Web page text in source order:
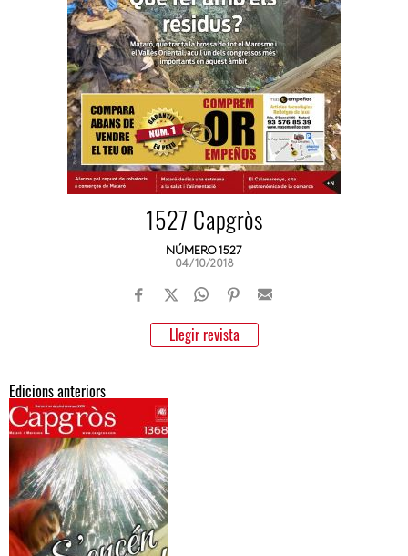
1527 Capgròs
NÚMERO 1527
04/10/2018
Llegir revista
Edicions anteriors